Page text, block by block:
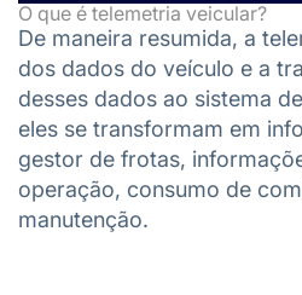
O que é telemetria veicular?
De maneira resumida, a
dos dados do veículo e a
desses dados ao sistema
eles se transformam em
gestor de frotas,
operação, consumo de
manutenção.